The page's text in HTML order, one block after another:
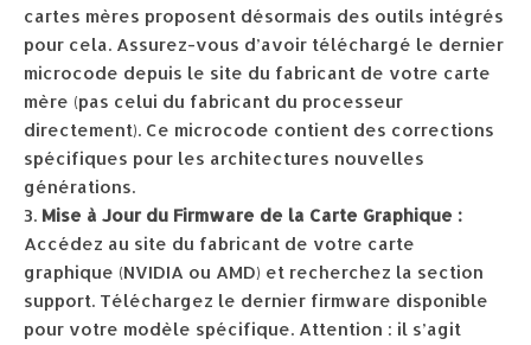
cartes mères proposent désormais des outils intégrés
pour cela. Assurez-vous d’avoir téléchargé le dernier
microcode depuis le site du fabricant de votre carte
mère (pas celui du fabricant du processeur
directement). Ce microcode contient des corrections
spécifiques pour les architectures nouvelles
générations.
Mise à Jour du Firmware de la Carte Graphique :
Accédez au site du fabricant de votre carte
graphique (NVIDIA ou AMD) et recherchez la section
support. Téléchargez le dernier firmware disponible
pour votre modèle spécifique. Attention : il s’agit